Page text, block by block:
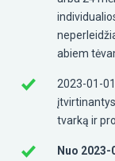
abiem
2023-01-
tvarką ir
Nuo